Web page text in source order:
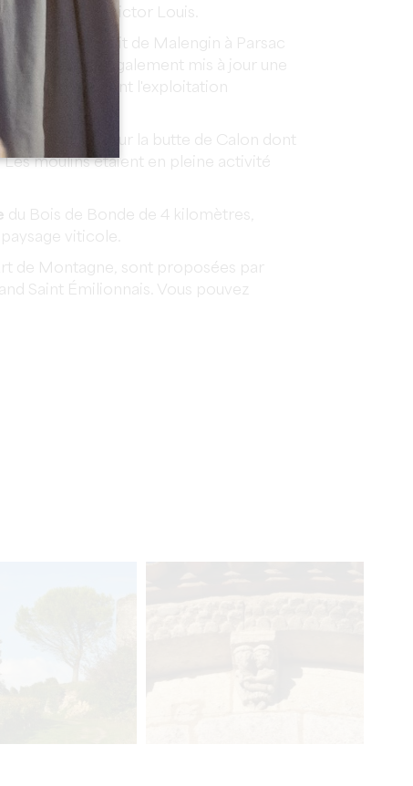
l’architecte Victor Louis.
siècle au lieu-dit de Malengin à Parsac
qui a également mis à jour une
en calcaire dont l'exploitation
Calon (XVIIe) sur la butte de Calon dont
moulins étaient en pleine activité
du Bois de Bonde de 4 kilomètres,
viticole.
de Montagne, sont proposées par
Saint Émilionnais. Vous pouvez